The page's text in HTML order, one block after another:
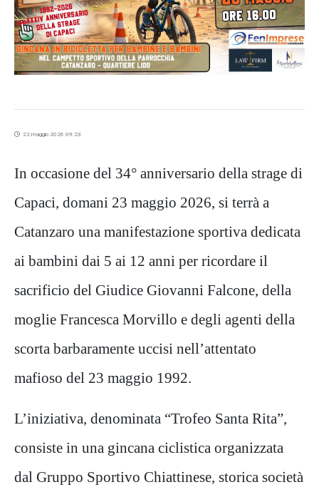
22 maggio 2026 09:23
In occasione del 34° anniversario della strage di
Capaci, domani 23 maggio 2026, si terrà a
Catanzaro una manifestazione sportiva dedicata
ai bambini dai 5 ai 12 anni per ricordare il
sacrificio del Giudice Giovanni Falcone, della
moglie Francesca Morvillo e degli agenti della
scorta barbaramente uccisi nell’attentato
mafioso del 23 maggio 1992.
L’iniziativa, denominata “Trofeo Santa Rita”,
consiste in una gincana ciclistica organizzata
dal Gruppo Sportivo Chiattinese, storica società